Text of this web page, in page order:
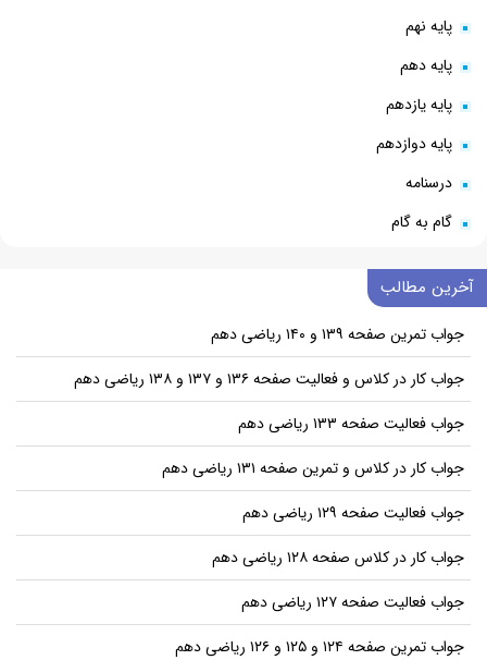
پایه نهم
پایه دهم
پایه یازدهم
پایه دوازدهم
درسنامه
گام به گام
آخرین مطالب
جواب تمرین صفحه ۱۳۹ و ۱۴۰ ریاضی دهم
جواب کار در کلاس و فعالیت صفحه ۱۳۶ و ۱۳۷ و ۱۳۸ ریاضی دهم
جواب فعالیت صفحه ۱۳۳ ریاضی دهم
جواب کار در کلاس و تمرین صفحه ۱۳۱ ریاضی دهم
جواب فعالیت صفحه ۱۲۹ ریاضی دهم
جواب کار در کلاس صفحه ۱۲۸ ریاضی دهم
جواب فعالیت صفحه ۱۲۷ ریاضی دهم
جواب تمرین صفحه ۱۲۴ و ۱۲۵ و ۱۲۶ ریاضی دهم